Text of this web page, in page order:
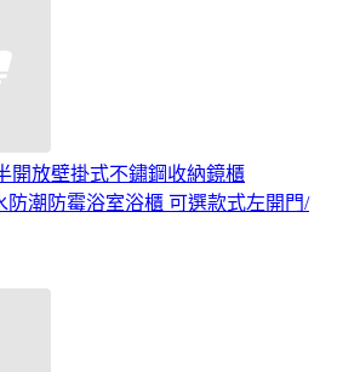
開放壁掛式不鏽鋼收納鏡櫃
防潮防霉浴室浴櫃 可選款式左開門/